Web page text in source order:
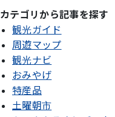
カテゴリから記事を探す
観光ガイド
周遊マップ
観光ナビ
おみやげ
特産品
土曜朝市